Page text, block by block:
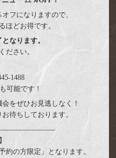
フになりますので、
ほどお得です。
なります。
ださい。
1488
可能です！
をぜひお見逃しなく！
待ちしております。
約の方限定」となります。